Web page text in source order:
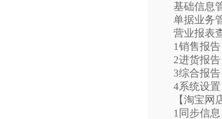
基础信息管
单据业务管
营业报表
1销售报告
2进货报告
3综合报告
4系统设置
【淘宝网店
1同步信息